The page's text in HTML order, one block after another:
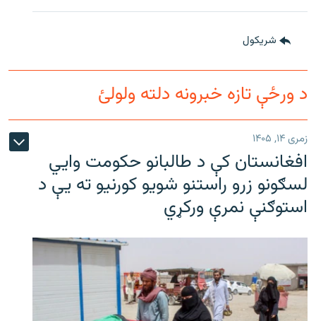
شريکول
د ورځې تازه خبرونه دلته ولولئ
زمری ۱۴, ۱۴۰۵
افغانستان کې د طالبانو حکومت وايي
لسګونو زرو راستنو شویو کورنیو ته یې د
استوګنې نمرې ورکړي